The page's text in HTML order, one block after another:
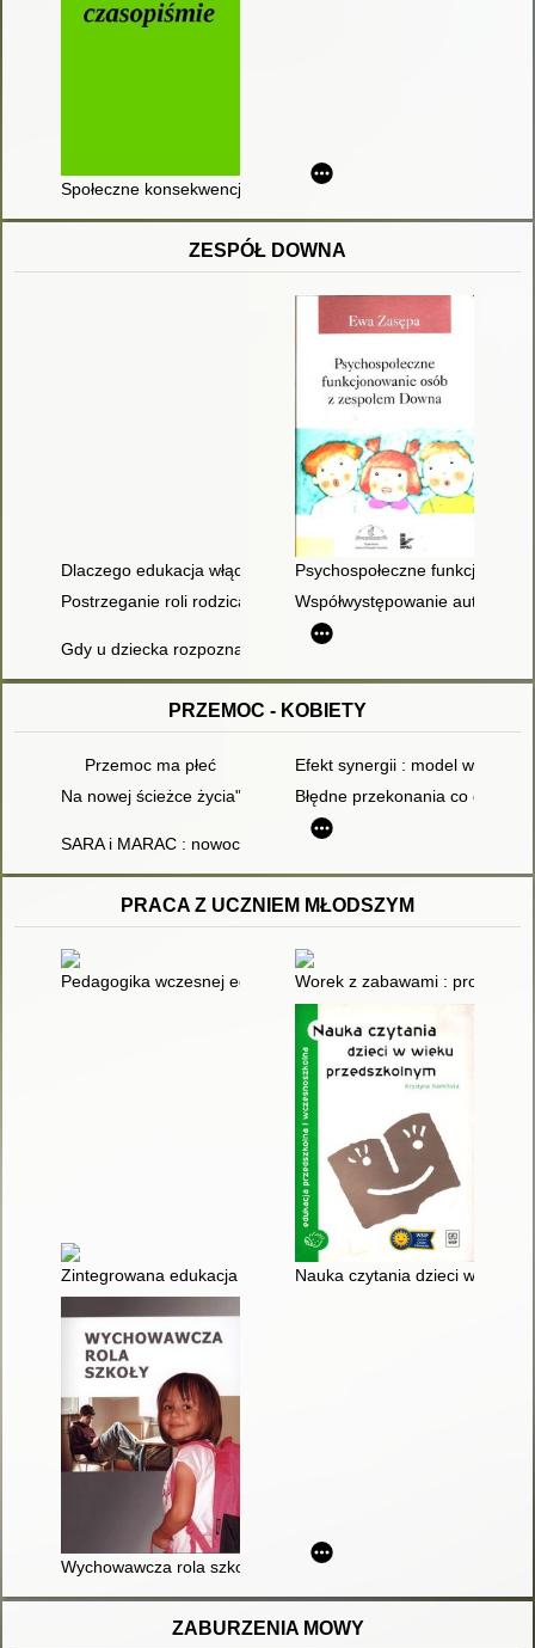
Społeczne konsekwencje cyberprzemocy i deficytów
ZESPÓŁ DOWNA
Dlaczego edukacja włączająca nie zawsze jest najlepszym
Psychospołeczne
Postrzeganie roli rodzica przez matki i ojców dzieci z
Współwystępowanie autyzmu
Gdy u dziecka rozpoznano zespół Downa : poradnik dla
PRZEMOC - KOBIETY
Przemoc ma płeć
Efekt synergii : model
Na nowej ścieżce życia" - integrowanie kobiecej siły
Błędne przekonania co do
SARA i MARAC : nowoczesne protokoły
PRACA Z UCZNIEM MŁODSZYM
Pedagogika wczesnej edukacji : dyskursy, problemy, otwarcia
Worek z zabawami :
Zintegrowana edukacja wczesnoszkolna z językiem
Nauka czytania dzieci w wieku
Wychowawcza rola szkoły
ZABURZENIA MOWY